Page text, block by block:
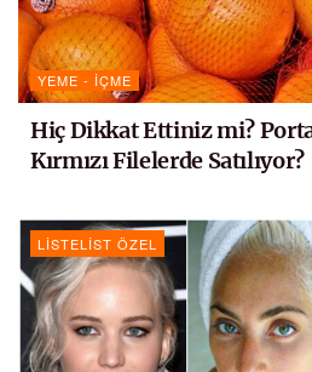
YEME - İÇME
Hiç Dikkat Ettiniz mi?
Kırmızı Filelerde Satılıyor?
LISTELIST ÖZEL